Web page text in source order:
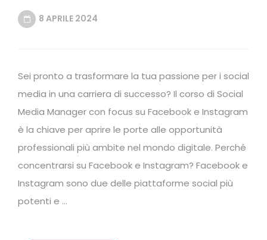
8 APRILE 2024
Sei pronto a trasformare la tua passione per i social
media in una carriera di successo? Il corso di Social
Media Manager con focus su Facebook e Instagram
è la chiave per aprire le porte alle opportunità
professionali più ambite nel mondo digitale. Perché
concentrarsi su Facebook e Instagram? Facebook e
Instagram sono due delle piattaforme social più
potenti e …